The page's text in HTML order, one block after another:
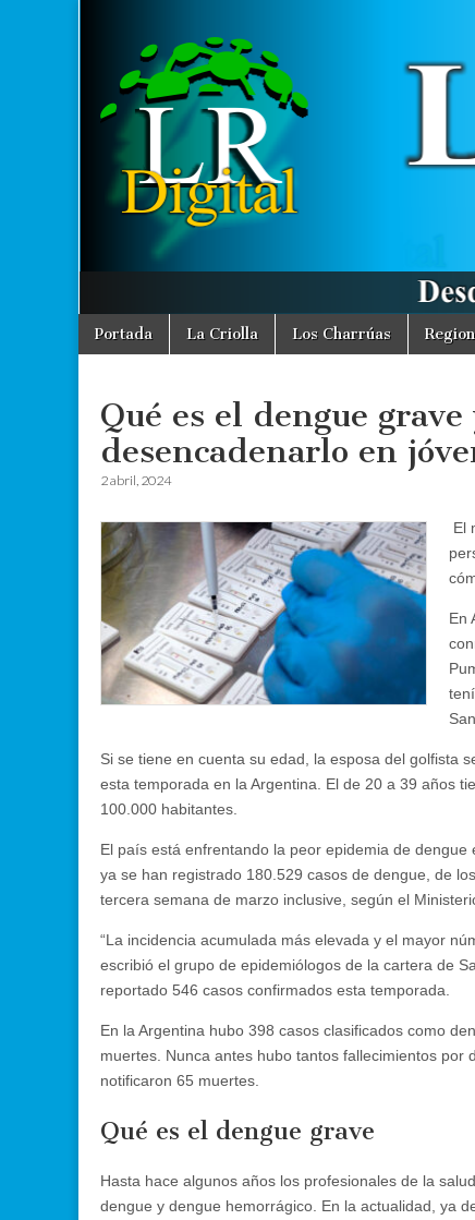
La
Región
Digital
Desde La
Criolla
informamos
a toda la
Región
Main
menu
Skip
Portada La Criolla Los Charrúas
Qué es el dengue
desencadenarlo en
2 abril, 2024
El
En
Si se tiene en cuenta su edad, la esposa del golfista
esta temporada en la Argentina. El de 20 a 39 años
100.000 habitantes.
El país está enfrentando la peor epidemia de
ya se han registrado 180.529 casos de dengue, de
tercera semana de marzo inclusive, según el
“La incidencia acumulada más elevada y el mayor
escribió el grupo de epidemiólogos de la cartera de
reportado 546 casos confirmados esta temporada.
En la Argentina hubo 398 casos clasificados como
muertes. Nunca antes hubo tantos fallecimientos
notificaron 65 muertes.
Qué es el dengue grave
Hasta hace algunos años los profesionales de la
dengue y dengue hemorrágico. En la actualidad, ya